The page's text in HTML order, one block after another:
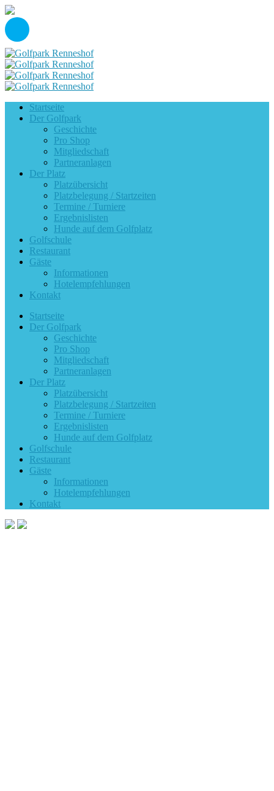
Startseite
Der Golfpark
Geschichte
Pro Shop
Mitgliedschaft
Partneranlagen
Der Platz
Platzübersicht
Platzbelegung / Startzeiten
Termine / Turniere
Ergebnislisten
Hunde auf dem Golfplatz
Golfschule
Restaurant
Gäste
Informationen
Hotelempfehlungen
Kontakt
Startseite
Der Golfpark
Geschichte
Pro Shop
Mitgliedschaft
Partneranlagen
Der Platz
Platzübersicht
Platzbelegung / Startzeiten
Termine / Turniere
Ergebnislisten
Hunde auf dem Golfplatz
Golfschule
Restaurant
Gäste
Informationen
Hotelempfehlungen
Kontakt